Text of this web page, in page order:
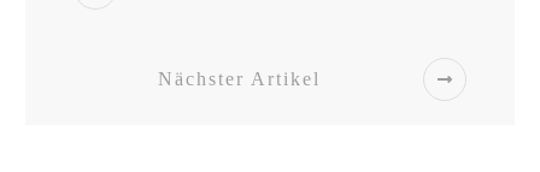
Nächster Artikel